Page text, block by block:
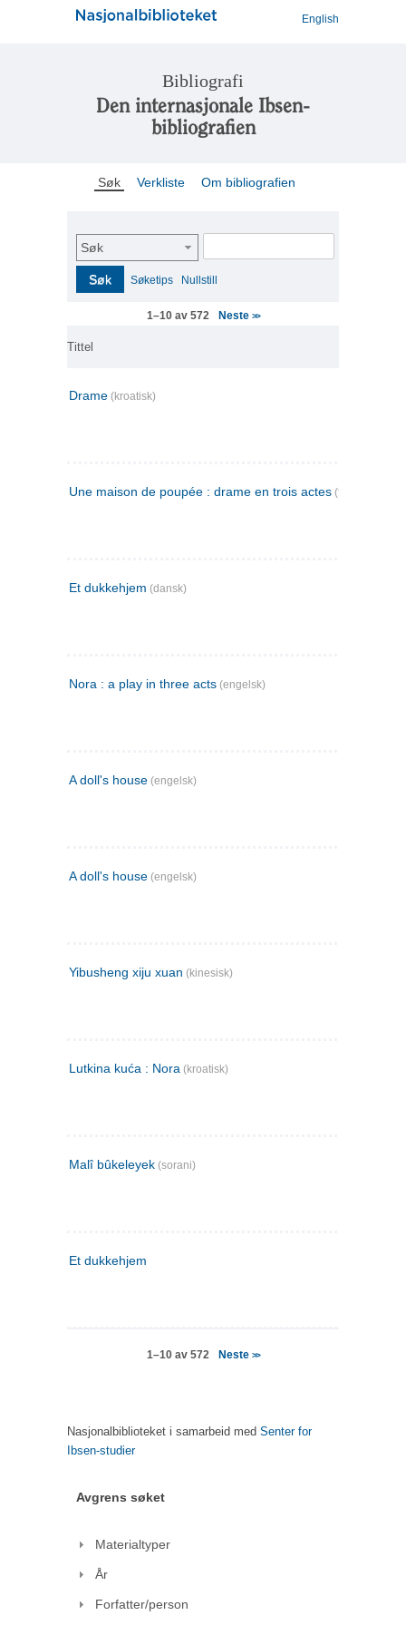
English
Bibliografi
Den internasjonale Ibsen-
bibliografien
Søk Verkliste Om bibliografien
Søk
Søk Søketips Nullstill
1–10 av 572 Neste >>
Tittel
Drame (kroatisk)
Une maison de poupée : drame en trois actes (fransk)
Et dukkehjem (dansk)
Nora : a play in three acts (engelsk)
A doll's house (engelsk)
A doll's house (engelsk)
Yibusheng xiju xuan (kinesisk)
Lutkina kuća : Nora (kroatisk)
Malî bûkeleyek (sorani)
Et dukkehjem
1–10 av 572 Neste >>
Nasjonalbiblioteket i samarbeid med Senter for
Ibsen-studier
Avgrens søket
Materialtyper
År
Forfatter/person